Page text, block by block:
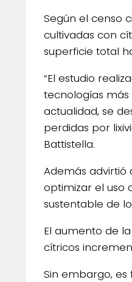
Según el censo
cultivadas con
superficie total
“El estudio
tecnologías
actualidad, se
perdidas por
Battistella.
Además advirtió
optimizar el uso
sustentable de
El aumento de
cítricos
Sin embargo,